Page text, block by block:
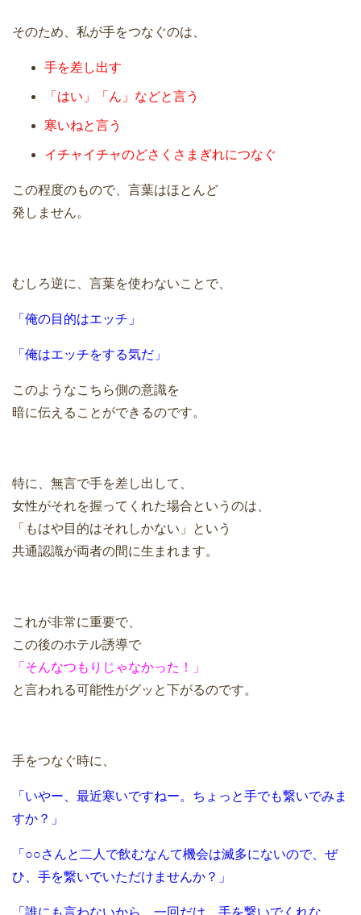
そのため、私が手をつなぐのは、
手を差し出す
「はい」「ん」などと言う
寒いねと言う
イチャイチャのどさくさまぎれにつなぐ
この程度のもので、言葉はほとんど
発しません。
むしろ逆に、言葉を使わないことで、
「俺の目的はエッチ」
「俺はエッチをする気だ」
このようなこちら側の意識を
暗に伝えることができるのです。
特に、無言で手を差し出して、
女性がそれを握ってくれた場合というのは、
「もはや目的はそれしかない」という
共通認識が両者の間に生まれます。
これが非常に重要で、
この後のホテル誘導で
「そんなつもりじゃなかった！」
と言われる可能性がグッと下がるのです。
手をつなぐ時に、
「いやー、最近寒いですねー。ちょっと手でも繋いでみま
すか？」
「○○さんと二人で飲むなんて機会は滅多にないので、ぜ
ひ、手を繋いでいただけませんか？」
「誰にも言わないから、一回だけ、手を繋いでくれな